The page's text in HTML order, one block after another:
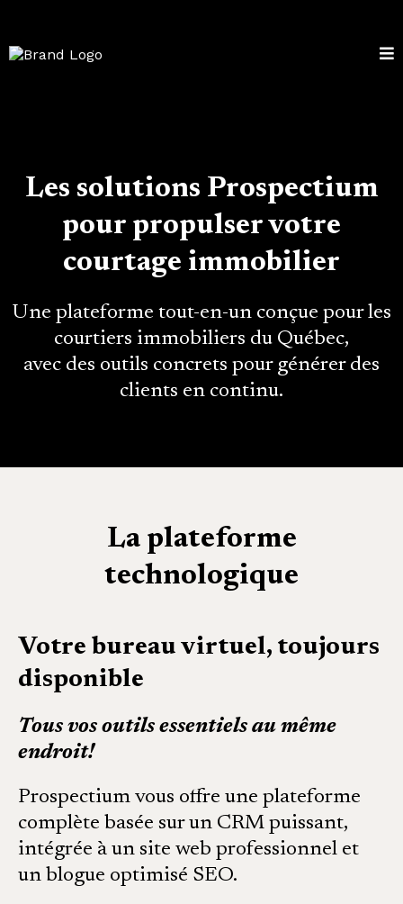
Les solutions Prospectium
pour propulser votre
courtage immobilier
Une plateforme tout-en-un conçue pour les
courtiers immobiliers du Québec,
avec des outils concrets pour générer des
clients en continu.
La plateforme
technologique
Votre bureau virtuel, toujours
disponible
Tous vos outils essentiels au même
endroit!
Prospectium vous offre une plateforme
complète basée sur un CRM puissant,
intégrée à un site web professionnel et
un blogue optimisé SEO.